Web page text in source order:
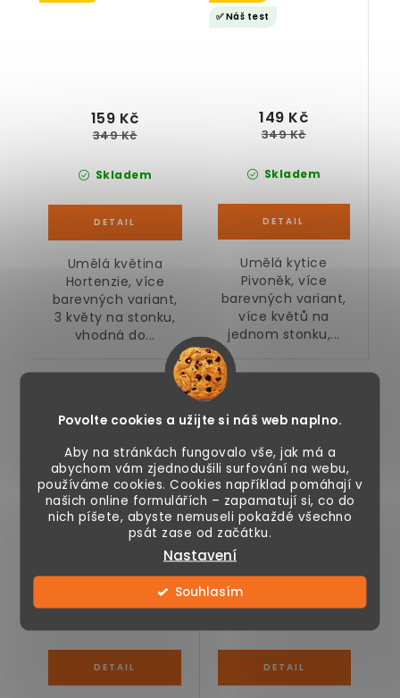
Povolte cookies a užijte si náš web naplno.
Aby na stránkách fungovalo vše, jak má a
abychom vám zjednodušili surfování na webu,
používáme cookies. Cookies například pomáhají v
našich online formulářích – zapamatují si, co do
nich píšete, abyste nemuseli pokaždé všechno
psát zase od začátku.
Nastavení
Souhlasím
Skladem
159 Kč
349 Kč
Umělá květina
Hortenzie, více
barevných variant,
3 květy na stonku,
vhodná do...
✅ Náš test
Skladem
149 Kč
349 Kč
Umělá kytice
Pivoněk, více
barevných variant,
více květů na
jednom stonku,...
Umělá květina Lilie
109 Kč
Umělá květina Cypřiš
89 Kč